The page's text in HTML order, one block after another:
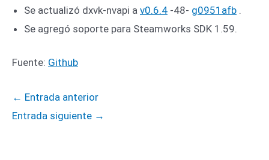
Se actualizó dxvk-nvapi a v0.6.4 -48- g0951afb .
Se agregó soporte para Steamworks SDK 1.59.
Fuente: Github
← Entrada anterior
Entrada siguiente →